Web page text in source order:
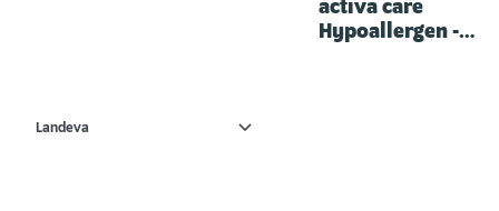
Landeva
activa care
Hypoallergen -